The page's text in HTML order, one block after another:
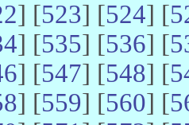
] [523] [524] [
] [535] [536] [
] [547] [548] [
] [559] [560] [